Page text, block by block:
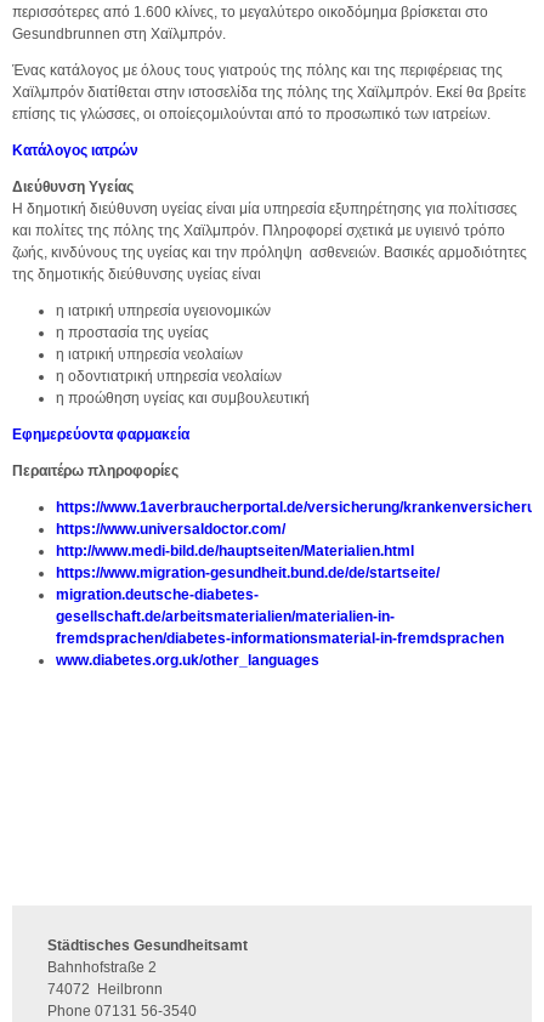
περισσότερες από 1.600 κλίνες, το μεγαλύτερο οικοδόμημα βρίσκεται στο
Gesundbrunnen στη Χαϊλμπρόν.
Ένας κατάλογος με όλους τους γιατρούς της πόλης και της περιφέρειας της
Χαϊλμπρόν διατίθεται στην ιστοσελίδα της πόλης της Χαϊλμπρόν. Εκεί θα βρείτε
επίσης τις γλώσσες, οι οποίεςομιλούνται από το προσωπικό των ιατρείων.
Κατάλογος ιατρών
Διεύθυνση Υγείας
Η δημοτική διεύθυνση υγείας είναι μία υπηρεσία εξυπηρέτησης για πολίτισσες
και πολίτες της πόλης της Χαϊλμπρόν. Πληροφορεί σχετικά με υγιεινό τρόπο
ζωής, κινδύνους της υγείας και την πρόληψη ασθενειών. Βασικές αρμοδιότητες
της δημοτικής διεύθυνσης υγείας είναι
η ιατρική υπηρεσία υγειονομικών
η προστασία της υγείας
η ιατρική υπηρεσία νεολαίων
η οδοντιατρική υπηρεσία νεολαίων
η προώθηση υγείας και συμβουλευτική
Εφημερεύοντα φαρμακεία
Περαιτέρω πληροφορίες
https://www.1averbraucherportal.de/versicherung/
https://www.universaldoctor.com/
http://www.medi-bild.de/hauptseiten/Materialien.html
https://www.migration-gesundheit.bund.de/de/startseite/
migration.deutsche-diabetes-
gesellschaft.de/arbeitsmaterialien/materialien-in-
fremdsprachen/diabetes-informationsmaterial-in-fremdsprachen
www.diabetes.org.uk/other_languages
Städtisches Gesundheitsamt
Bahnhofstraße 2
74072
Heilbronn
Phone 07131 56-3540